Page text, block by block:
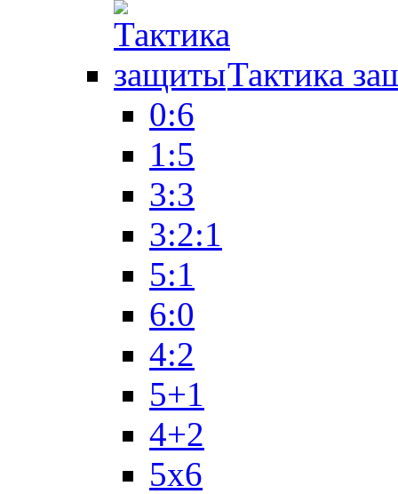
Тактика
0:6
1:5
3:3
3:2:1
5:1
6:0
4:2
5+1
4+2
5x6